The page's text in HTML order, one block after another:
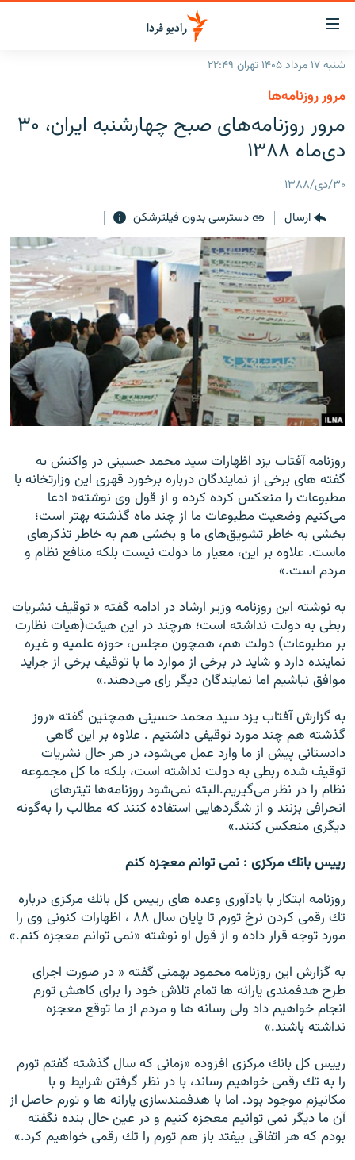
لینک‌های
قابلیت
دسترسی
بازگشت
منوی
اصلی
رفتن
صفحه
جستجو
جهان
برنامه‌های رادیویی
فرکانس‌ها
پادکست
چندرسانه‌ای
گزارش‌های تصویری
گزارش‌های ویدئویی
زنان فردا
English
به ما بپیوندید
شنبه ۱۷ مرداد ۱۴۰۵ تهران ۲۲:۴۹
مرور روزنامه‌ها
مرور روزنامه‌هاى صبح چهارشنبه ايران، ۳۰
دی‌ماه ۱۳۸۸
۳۰/دی/۱۳۸۸
ارسال
دسترسی بدون فیلترشکن
روزنامه آفتاب يزد اظهارات سيد محمد حسينى در واكنش به
گفته هاى برخى از نمايندگان درباره برخورد قهرى اين وزارتخانه با
مطبوعات را منعكس كرده كرده و از قول وى نوشته« ادعا
مى‌كنيم وضعيت مطبوعات ما از چند ماه گذشته بهتر است؛
بخشى به خاطر ‌تشويق‌هاى ما و بخشى هم به خاطر تذكر‌هاى
ماست. علاوه بر اين، معيار ما دولت نيست بلكه منافع نظام و
‌مردم است.»
به نوشته اين روزنامه وزیر ارشاد در ادامه گفته « توقيف نشريات
ربطى به دولت نداشته است؛ هرچند در اين هيئت(هيات نظارت
بر مطبوعات) دولت هم، همچون مجلس، حوزه‌ علميه و غيره
نماينده دارد و شايد در برخى از موارد ما با توقيف برخى از جرايد
موافق نباشيم اما نمايندگان ديگر راى ‌مى‌دهند.»
به گزارش آفتاب يزد سيد محمد حسينى همچنين گفته «روز
گذشته هم چند مورد توقيفى داشتيم . علاوه بر اين گاهى
دادستانى ‌پيش از ما وارد عمل مى‌شود، در هر حال نشريات
توقيف شده ربطى به دولت نداشته است، بلكه ما كل ‌مجموعه‌
نظام را در نظر مى‌گيريم.البته نمى‌شود روزنامه‌ها تيتر‌هاى
انحرافى بزنند و از شگرد‌هايى استفاده كنند كه مطالب را ‌به‌گونه
ديگرى منعكس كنند.»
رييس بانك مركزى : نمى توانم معجزه كنم
روزنامه ابتكار با يادآورى وعده هاى رييس كل بانك مركزى درباره
تك رقمى كردن نرخ تورم تا پايان سال ۸۸ ، اظهارات كنونى وى را
مورد توجه قرار داده و از قول او نوشته «نمى توانم معجزه كنم.»
به گزارش اين روزنامه محمود بهمنى گفته « در صورت اجراى
طرح هدفمندى يارانه ها تمام تلاش خود را براى كاهش تورم
انجام خواهيم داد ولى رسانه ها و مردم از ما توقع معجزه
نداشته باشند.»
رييس كل بانك مركزى افزوده «زمانى كه سال گذشته گفتم تورم
را به تك رقمى خواهيم رساند، با در نظر گرفتن شرايط و با
مكانيزم موجود بود. اما با هدفمندسازى يارانه ها و تورم حاصل از
آن ما ديگر نمى توانيم معجزه كنيم و در عين حال بنده نگفته
بودم كه هر اتفاقى بيفتد باز هم تورم را تك رقمى خواهيم كرد.»